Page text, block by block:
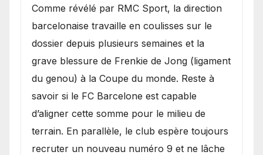
​Comme révélé par RMC Sport, la direction
barcelonaise travaille en coulisses sur le
dossier depuis plusieurs semaines et la
grave blessure de Frenkie de Jong (ligament
du genou) à la Coupe du monde. Reste à
savoir si le FC Barcelone est capable
d’aligner cette somme pour le milieu de
terrain. En parallèle, le club espère toujours
recruter un nouveau numéro 9 et ne lâche